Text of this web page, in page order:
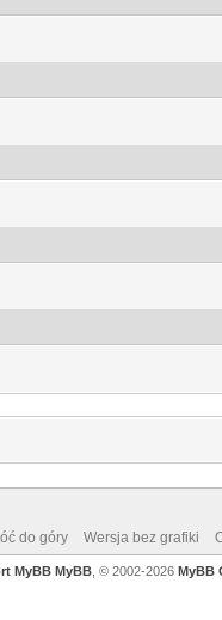
do góry Wersja bez grafiki
MyBB MyBB, © 2002-2026 MyBB